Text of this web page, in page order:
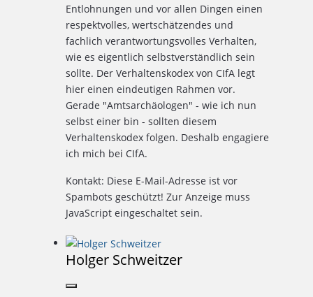
Entlohnungen und vor allen Dingen einen
respektvolles, wertschätzendes und
fachlich verantwortungsvolles Verhalten,
wie es eigentlich selbstverständlich sein
sollte. Der Verhaltenskodex von CIfA legt
hier einen eindeutigen Rahmen vor.
Gerade "Amtsarchäologen" - wie ich nun
selbst einer bin - sollten diesem
Verhaltenskodex folgen. Deshalb engagiere
ich mich bei CIfA.
Kontakt: Diese E-Mail-Adresse ist vor
Spambots geschützt! Zur Anzeige muss
JavaScript eingeschaltet sein.
Holger Schweitzer